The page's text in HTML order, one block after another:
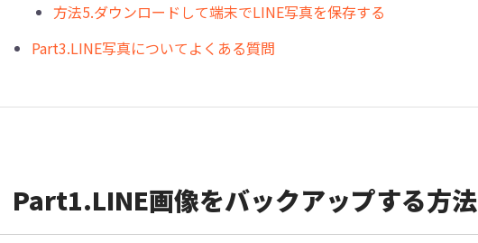
方法5.ダウンロードして端末でLINE写真を保存する
Part3.LINE写真についてよくある質問
Part1.LINE画像をバックアップする方法